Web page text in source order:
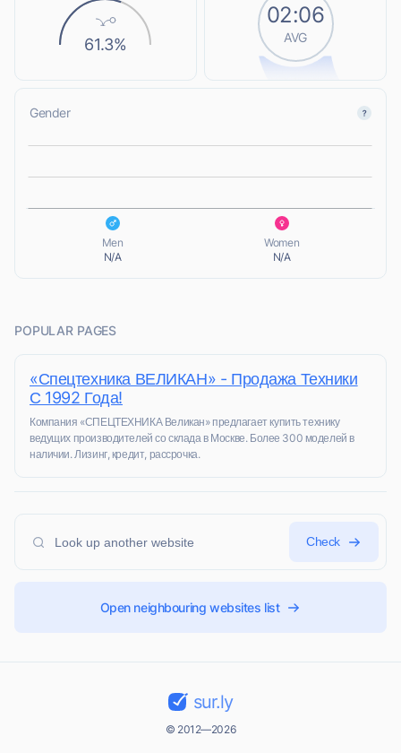
61.3%
02:06
AVG
Gender
L
Men
N/A
Women
N/A
POPULAR PAGES
«Спецтехника ВЕЛИКАН» - Продажа Техники
С 1992 Года!
Компания «СПЕЦТЕХНИКА Великан» предлагает купить технику
ведущих производителей со склада в Москве. Более 300 моделей в
наличии. Лизинг, кредит, рассрочка.
Check
Open neighbouring websites list
sur.ly
© 2012—2026